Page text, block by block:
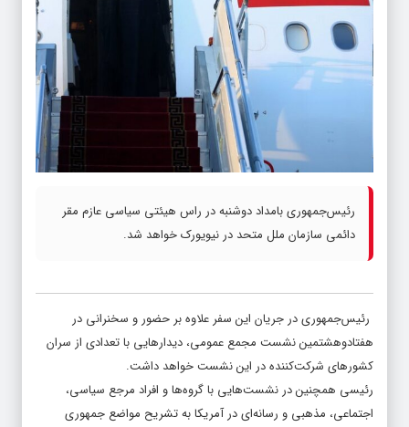
رئیس‌جمهوری بامداد دوشنبه در راس هیئتی سیاسی عازم مقر
دائمی سازمان ملل متحد در نیویورک خواهد شد.
رئیس‌جمهوری در جریان این سفر علاوه بر حضور و سخنرانی در
هفتادوهشتمین نشست مجمع عمومی، دیدارهایی با تعدادی از سران
کشورهای شرکت‌کننده در این نشست خواهد داشت.
رئیسی همچنین در نشست‌هایی با گروه‌ها و افراد مرجع سیاسی،
اجتماعی، مذهبی و رسانه‌ای در آمریکا به تشریح مواضع جمهوری